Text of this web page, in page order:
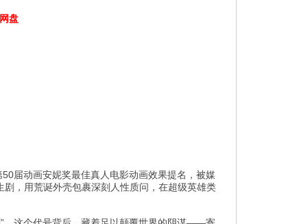
网盘
届动画安妮奖最佳真人电影动画效果提名，被媒
，用荒诞外壳包裹深刻人性质问，在超级英雄类